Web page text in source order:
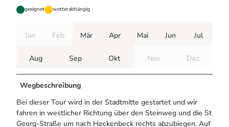
geeignet wetterabhängig
Jan Feb Mär Apr Mai Jun Jul
Aug Sep Okt Nov Dez
Wegbeschreibung
Bei dieser Tour wird in der Stadtmitte gestartet und wir
fahren in westlicher Richtung über den Steinweg und die St
Georg-Straße um nach Heckenbeck rechts abzubiegen. Auf